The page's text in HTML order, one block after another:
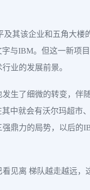
及其该企业和五角大
与IBM。但这一新项
业的发展前景。
生了细微的转变，伴
中就会有沃尔玛超市
鼎力的局势，以后的
见离 梯队越走越远